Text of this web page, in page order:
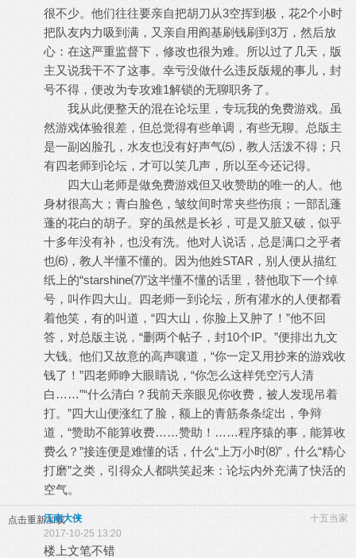
很不少。他们往往要亲自把胡刀从3空挥到极，花2个小时
把队友内力吸到满，又亲自用阎基刷钱刷到3万，然后放
心：在这严重监督下，修改也很为难。所以过了几天，版
主又说我干不了这事。幸亏没做什么违反版规的事儿，封
号不得，便改为专攻难1解锁的无聊职务了。
我从此便整天的混在论坛里，专玩我的免费游戏。虽
然游戏体验很差，但总觉得有些单调，有些无聊。总版主
是一副凶脸孔，水友也没有好声气⑸，教人活泼不得；只
有四老师到论坛，才可以笑几声，所以至今还记得。
四大山老师是做免费游戏但又收赞助的唯一的人。他
身材很高大；青白脸色，皱纹间时常夹些伤痕；一部乱蓬
蓬的花白的胡子。穿的虽然是长衫，可是又脏又破，似乎
十多年没有补，也没有洗。他对人说话，总是满口之乎者
也⑹，教人半懂不懂的。因为他姓STAR，别人便从描红
纸上的“starshine⑺”这半懂不懂的话里，替他取下一个绰
号，叫作四大山。四老师一到论坛，所有灌水的人便都看
着他笑，有的叫道，“四大山，你脸上又肿了！”他不回
答，对总版主说，“删两个帖子，封10个IP。”便排出九文
大钱。他们又故意的高声嚷道，“你一定又用抄来的游戏收
钱了！”四老师睁大眼睛说，“你怎么这样凭空污人清
白……”“什么清白？我前天亲眼见你收费，被人发现吊着
打。”四大山便涨红了脸，额上的青筋条条绽出，争辩
道，“赞助不能算收费……赞助！……程序猿的事，能算收
费么？”接连便是难懂的话，什么“上万小时⑻”，什么“精心
打磨”之类，引得众人都哄笑起来：论坛内外充满了快活的
空气。
点击重新加载 十五当家
江南大侠
2017-10-25 13:20
楼上文笔不错